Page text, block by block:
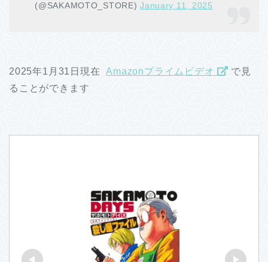
(@SAKAMOTO_STORE)January 11, 2025
2025年1月31日現在Amazonプライムビデオ
で見
ることができます